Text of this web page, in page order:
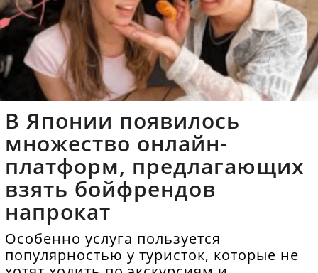
В Японии появилось
множество онлайн-
платформ, предлагающих
взять бойфрендов
напрокат
Особенно услуга пользуется
популярностью у туристок, которые не